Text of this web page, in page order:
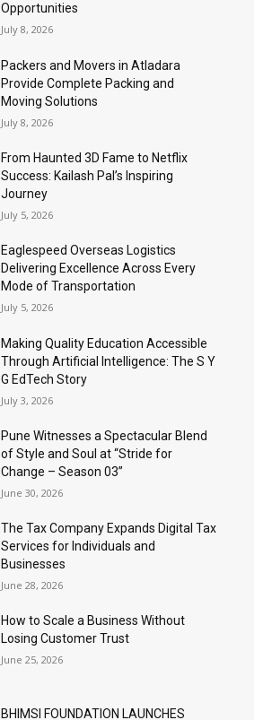
Opportunities
July 8, 2026
Packers and Movers in Atladara
Provide Complete Packing and
Moving Solutions
July 8, 2026
From Haunted 3D Fame to Netflix
Success: Kailash Pal’s Inspiring
Journey
July 5, 2026
Eaglespeed Overseas Logistics
Delivering Excellence Across Every
Mode of Transportation
July 5, 2026
Making Quality Education Accessible
Through Artificial Intelligence: The S Y
G EdTech Story
July 3, 2026
Pune Witnesses a Spectacular Blend
of Style and Soul at “Stride for
Change – Season 03”
June 30, 2026
The Tax Company Expands Digital Tax
Services for Individuals and
Businesses
June 28, 2026
How to Scale a Business Without
Losing Customer Trust
June 25, 2026
BHIMSI FOUNDATION LAUNCHES